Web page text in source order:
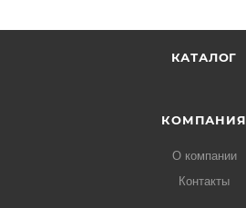
КАТАЛОГ
КОМПАНИЯ
О компании
Контакты